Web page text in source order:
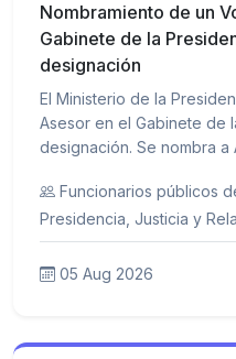
Nombramiento de un
Gabinete de la
designación
El Ministerio de la
Asesor en el Gabinete de
designación. Se nombra a
Funcionarios públicos
Presidencia, Justicia y
05 Aug 2026